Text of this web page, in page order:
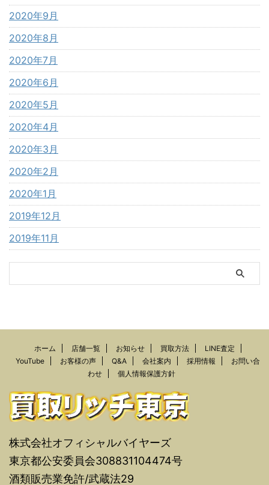
2020年9月
2020年8月
2020年7月
2020年6月
2020年5月
2020年4月
2020年3月
2020年2月
2020年1月
2019年12月
2019年11月
ホーム 店舗一覧 お知らせ 買取方法
LINE査定
YouTube
お客様の声 Q&A 会社案内 採用情報
お問い合
わせ
個人情報保護方針
株式会社オフィシャルバイヤーズ
東京都公安委員会308831104474号
酒類販売業免許/武蔵法29